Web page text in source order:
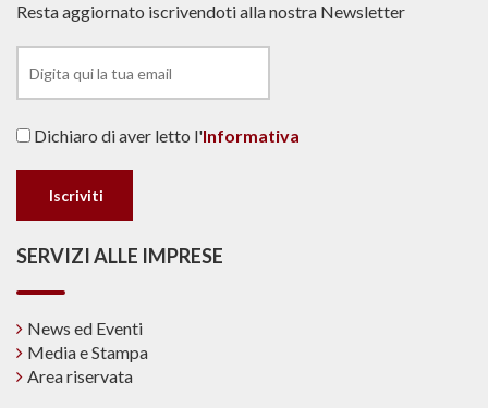
Resta aggiornato iscrivendoti alla nostra Newsletter
Dichiaro di aver letto l'Informativa
SERVIZI ALLE IMPRESE
News ed Eventi
Media e Stampa
Area riservata